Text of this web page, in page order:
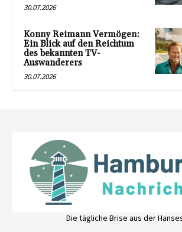
30.07.2026
Konny Reimann Vermögen:
Ein Blick auf den Reichtum
des bekannten TV-
Auswanderers
30.07.2026
Die tägliche Brise aus der